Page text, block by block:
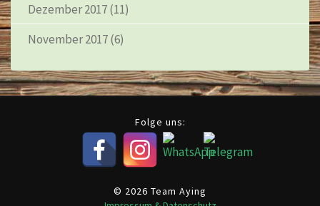
Dezember 2017(11)
November 2017(6)
Folge uns:
© 2026 Team Aying